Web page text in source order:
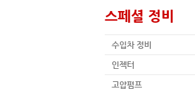
스페셜 정비
수입차 정비
인젝터
고압펌프